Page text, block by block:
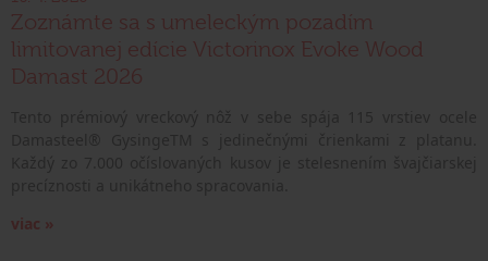
Zoznámte sa s umeleckým pozadím
limitovanej edície Victorinox Evoke Wood
Damast 2026
viac »